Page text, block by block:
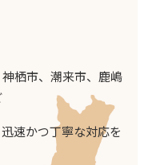
栖市、潮来市、鹿嶋
速かつ丁寧な対応を